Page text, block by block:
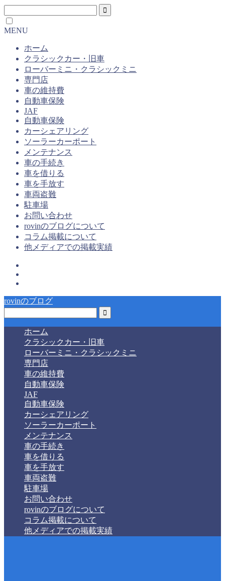
MENU
ホーム
クラシックカー・旧車
ローバーミニ・クラシックミニ
専門店
車の維持費
自動車保険
JAF
自動車保険
カーシェアリング
ソーラーカーポート
メンテナンス
車の手続き
車を借りる
車を手放す
車両盗難
駐車場
お問い合わせ
rovinのブログについて
コラム掲載について
他メディアでの掲載実績
rovinのブログ
ホーム
クラシックカー・旧車
ローバーミニ・クラシックミニ
専門店
車の維持費
自動車保険
JAF
自動車保険
カーシェアリング
ソーラーカーポート
メンテナンス
車の手続き
車を借りる
車を手放す
車両盗難
駐車場
お問い合わせ
rovinのブログについて
コラム掲載について
他メディアでの掲載実績